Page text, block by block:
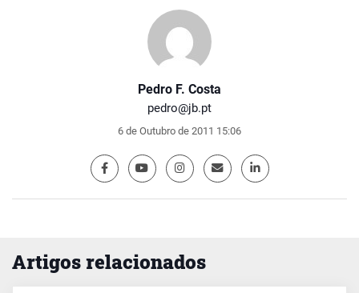
Pedro F. Costa
pedro@jb.pt
6 de Outubro de 2011 15:06
Artigos relacionados